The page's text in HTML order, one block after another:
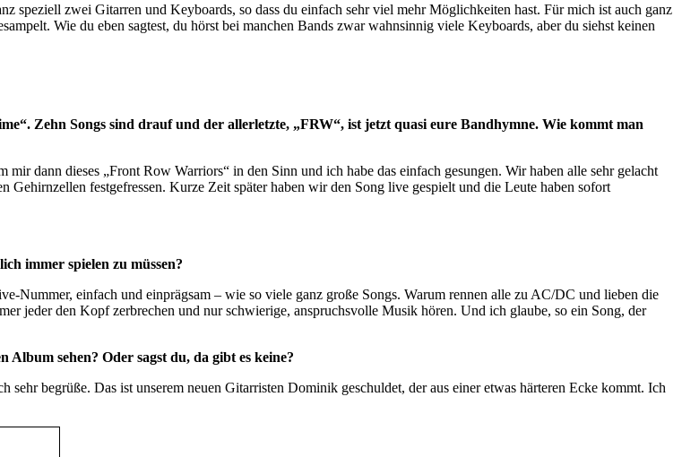
speziell zwei Gitarren und Keyboards, so dass du einfach sehr viel mehr Möglichkeiten hast. Für mich ist auch ganz
Wie du eben sagtest, du hörst bei manchen Bands zwar wahnsinnig viele Keyboards, aber du siehst keinen
Zehn Songs sind drauf und der allerletzte, „FRW“, ist jetzt quasi eure Bandhymne. Wie kommt man
dann dieses „Front Row Warriors“ in den Sinn und ich habe das einfach gesungen. Wir haben alle sehr gelacht
Gehirnzellen festgefressen. Kurze Zeit später haben wir den Song live gespielt und die Leute haben sofort
immer spielen zu müssen?
Nummer, einfach und einprägsam – wie so viele ganz große Songs. Warum rennen alle zu AC/DC und lieben die
jeder den Kopf zerbrechen und nur schwierige, anspruchsvolle Musik hören. Und ich glaube, so ein Song, der
sehen? Oder sagst du, da gibt es keine?
begrüße. Das ist unserem neuen Gitarristen Dominik geschuldet, der aus einer etwas härteren Ecke kommt. Ich